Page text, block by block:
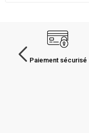
Paiement sécurisé